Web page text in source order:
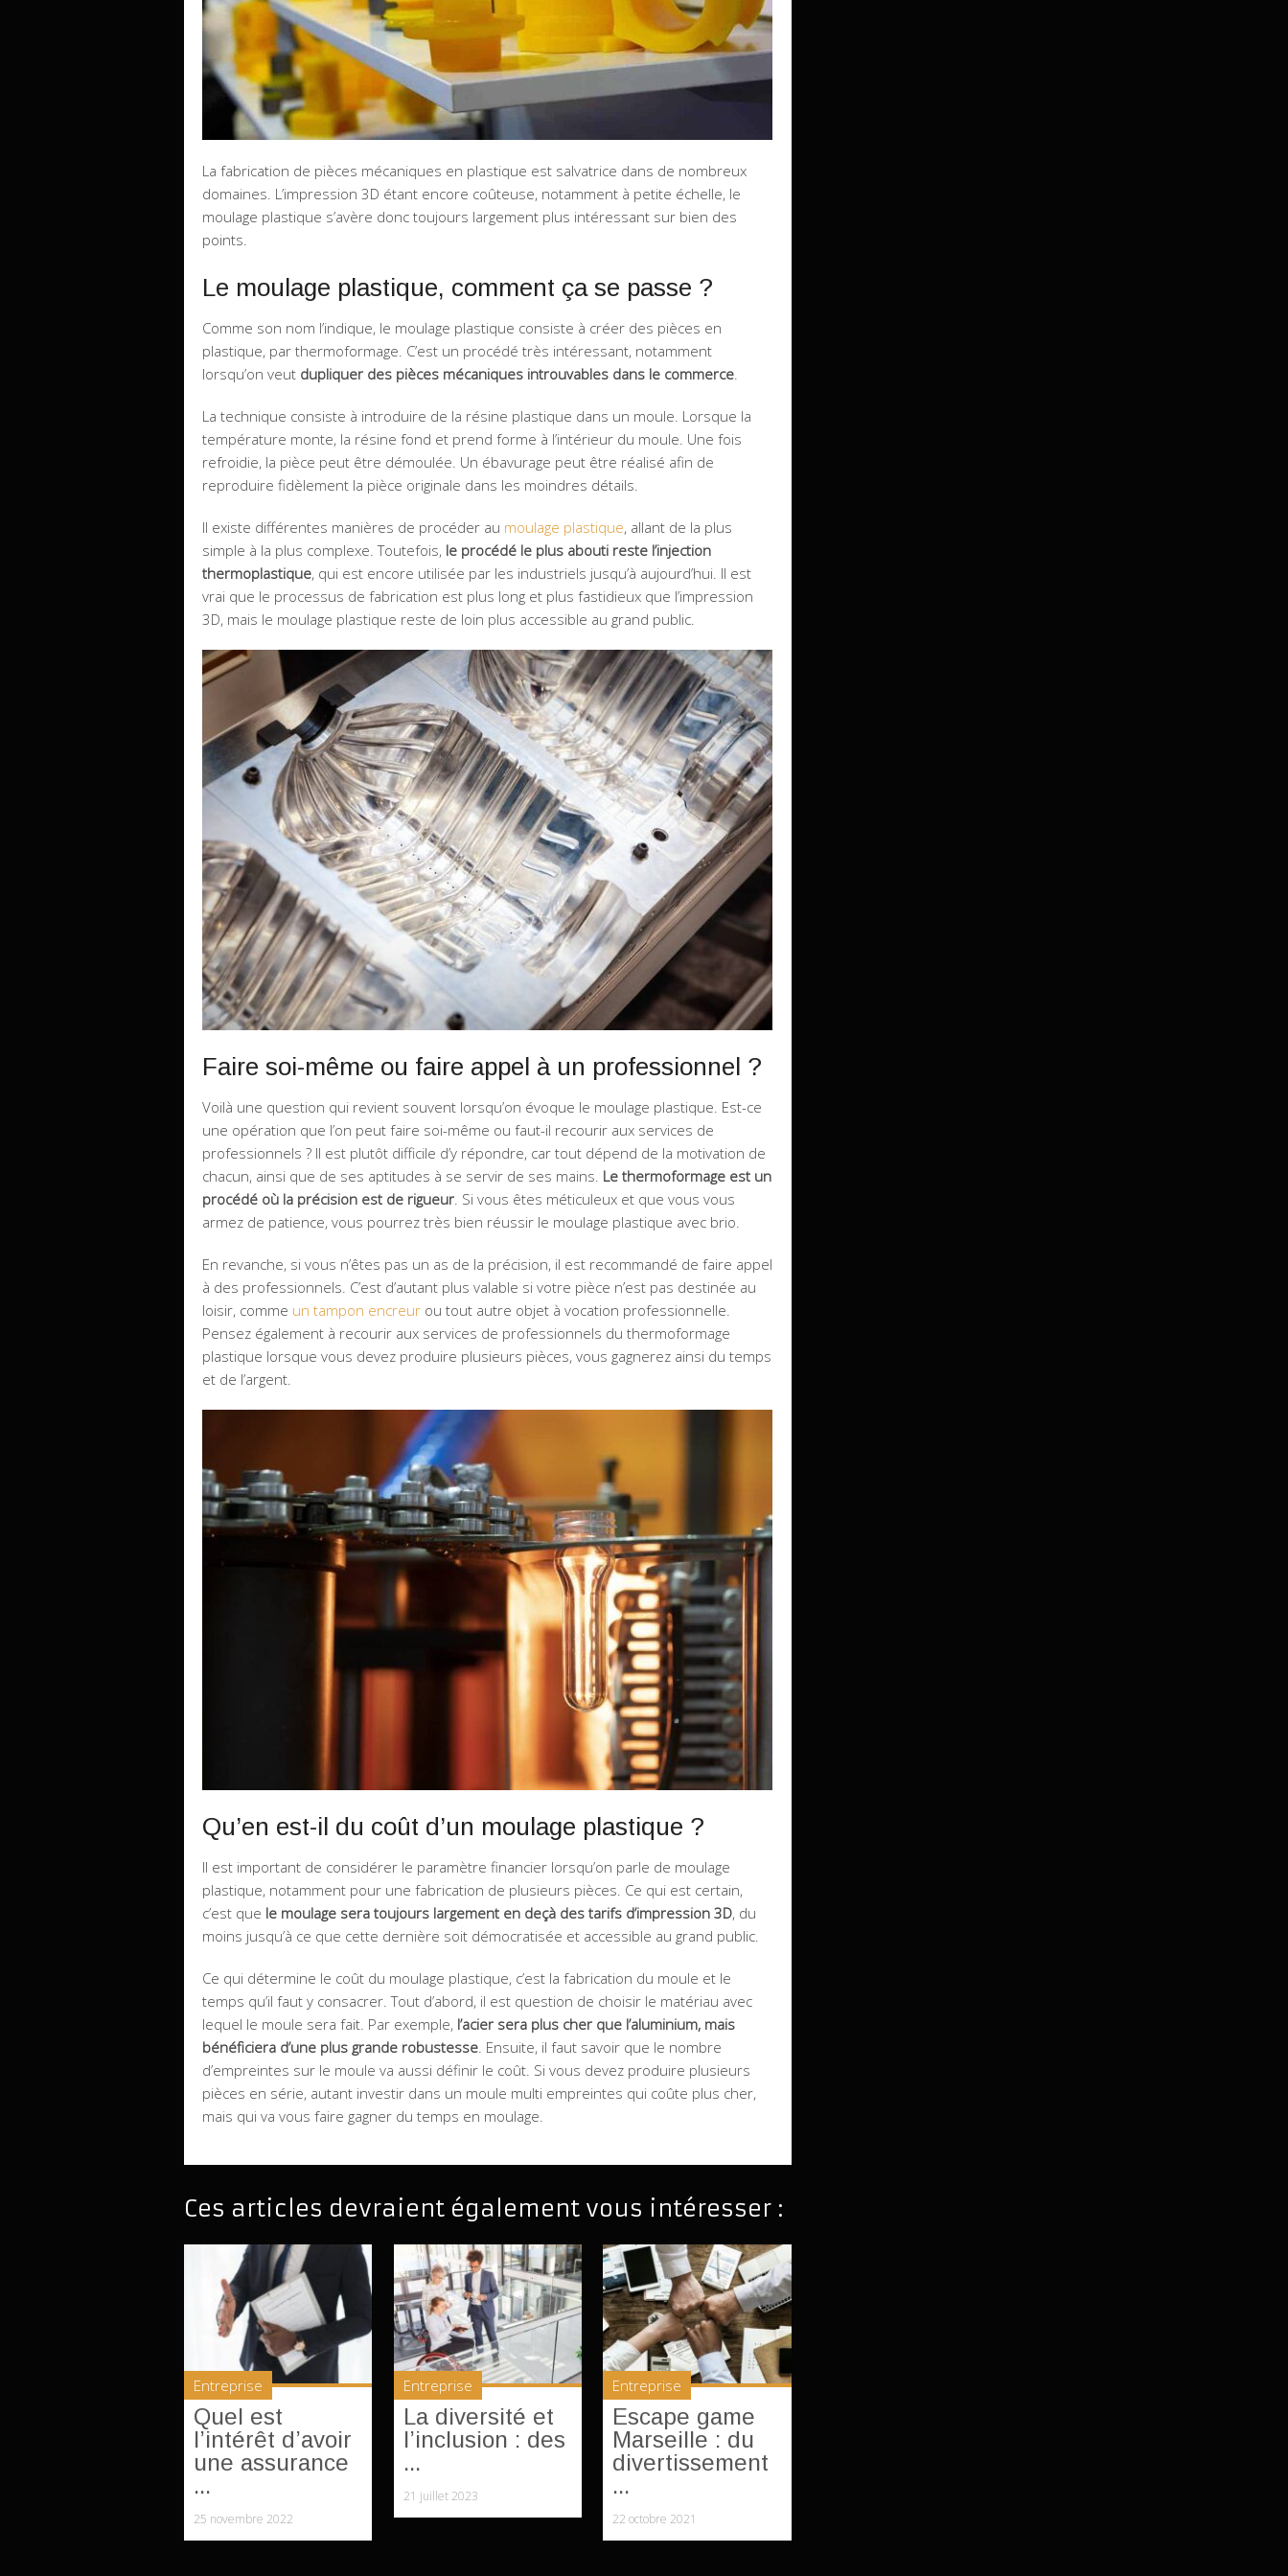
La fabrication de pièces mécaniques en plastique est salvatrice dans de nombreux
domaines. L’impression 3D étant encore coûteuse, notamment à petite échelle, le
moulage plastique s’avère donc toujours largement plus intéressant sur bien des
points.
Le moulage plastique, comment ça se passe ?
Comme son nom l’indique, le moulage plastique consiste à créer des pièces en
plastique, par thermoformage. C’est un procédé très intéressant, notamment
lorsqu’on veut dupliquer des pièces mécaniques introuvables dans le commerce.
La technique consiste à introduire de la résine plastique dans un moule. Lorsque la
température monte, la résine fond et prend forme à l’intérieur du moule. Une fois
refroidie, la pièce peut être démoulée. Un ébavurage peut être réalisé afin de
reproduire fidèlement la pièce originale dans les moindres détails.
Il existe différentes manières de procéder au moulage plastique, allant de la plus
simple à la plus complexe. Toutefois, le procédé le plus abouti reste l’injection
thermoplastique, qui est encore utilisée par les industriels jusqu’à aujourd’hui. Il est
vrai que le processus de fabrication est plus long et plus fastidieux que l’impression
3D, mais le moulage plastique reste de loin plus accessible au grand public.
Faire soi-même ou faire appel à un professionnel ?
Voilà une question qui revient souvent lorsqu’on évoque le moulage plastique. Est-ce
une opération que l’on peut faire soi-même ou faut-il recourir aux services de
professionnels ? Il est plutôt difficile d’y répondre, car tout dépend de la motivation de
chacun, ainsi que de ses aptitudes à se servir de ses mains. Le thermoformage est un
procédé où la précision est de rigueur. Si vous êtes méticuleux et que vous vous
armez de patience, vous pourrez très bien réussir le moulage plastique avec brio.
En revanche, si vous n’êtes pas un as de la précision, il est recommandé de faire appel
à des professionnels. C’est d’autant plus valable si votre pièce n’est pas destinée au
loisir, comme un tampon encreur ou tout autre objet à vocation professionnelle.
Pensez également à recourir aux services de professionnels du thermoformage
plastique lorsque vous devez produire plusieurs pièces, vous gagnerez ainsi du temps
et de l’argent.
Qu’en est-il du coût d’un moulage plastique ?
Il est important de considérer le paramètre financier lorsqu’on parle de moulage
plastique, notamment pour une fabrication de plusieurs pièces. Ce qui est certain,
c’est que le moulage sera toujours largement en deçà des tarifs d’impression 3D, du
moins jusqu’à ce que cette dernière soit démocratisée et accessible au grand public.
Ce qui détermine le coût du moulage plastique, c’est la fabrication du moule et le
temps qu’il faut y consacrer. Tout d’abord, il est question de choisir le matériau avec
lequel le moule sera fait. Par exemple, l’acier sera plus cher que l’aluminium, mais
bénéficiera d’une plus grande robustesse. Ensuite, il faut savoir que le nombre
d’empreintes sur le moule va aussi définir le coût. Si vous devez produire plusieurs
pièces en série, autant investir dans un moule multi empreintes qui coûte plus cher,
mais qui va vous faire gagner du temps en moulage.
Ces articles devraient également vous intéresser :
Entreprise
Quel est
l’intérêt d’avoir
une assurance
...
25 novembre 2022
Entreprise
La diversité et
l’inclusion : des
...
21 juillet 2023
Entreprise
Escape game
Marseille : du
divertissement
...
22 octobre 2021